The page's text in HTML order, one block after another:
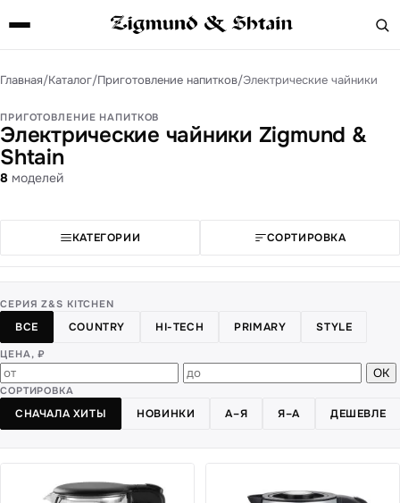
Главная/Каталог/Приготовление напитков/Электрические чайники
ПРИГОТОВЛЕНИЕ НАПИТКОВ
Электрические чайники Zigmund &
Shtain
8 моделей
КАТЕГОРИИ СОРТИРОВКА
СЕРИЯ Z&S KITCHEN
ВСЕ COUNTRY HI-TECH PRIMARY STYLE
ЦЕНА, ₽
ОК
СОРТИРОВКА
СНАЧАЛА ХИТЫ НОВИНКИ А–Я Я–А ДЕШЕВЛЕ